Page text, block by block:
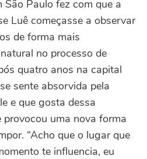
São Paulo fez com que a
Luê começasse a observar
de forma mais
no processo de
quatro anos na capital
sente absorvida pela
e que gosta dessa
provocou uma nova forma
“Acho que o lugar que
te influencia, eu